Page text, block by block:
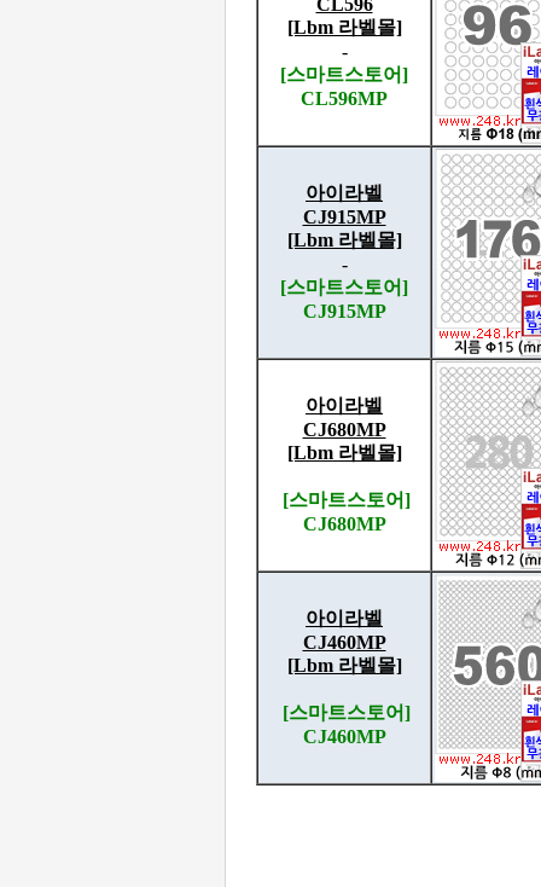
[Lbm 라벨몰]
-
[스마트스토어]
CL596MP
아이라벨
CJ915MP
[Lbm 라벨몰]
-
[스마트스토어]
CJ915MP
아이라벨
CJ680MP
[Lbm 라벨몰]
[스마트스토어]
CJ680MP
아이라벨
CJ460MP
[Lbm 라벨몰]
[스마트스토어]
CJ460MP